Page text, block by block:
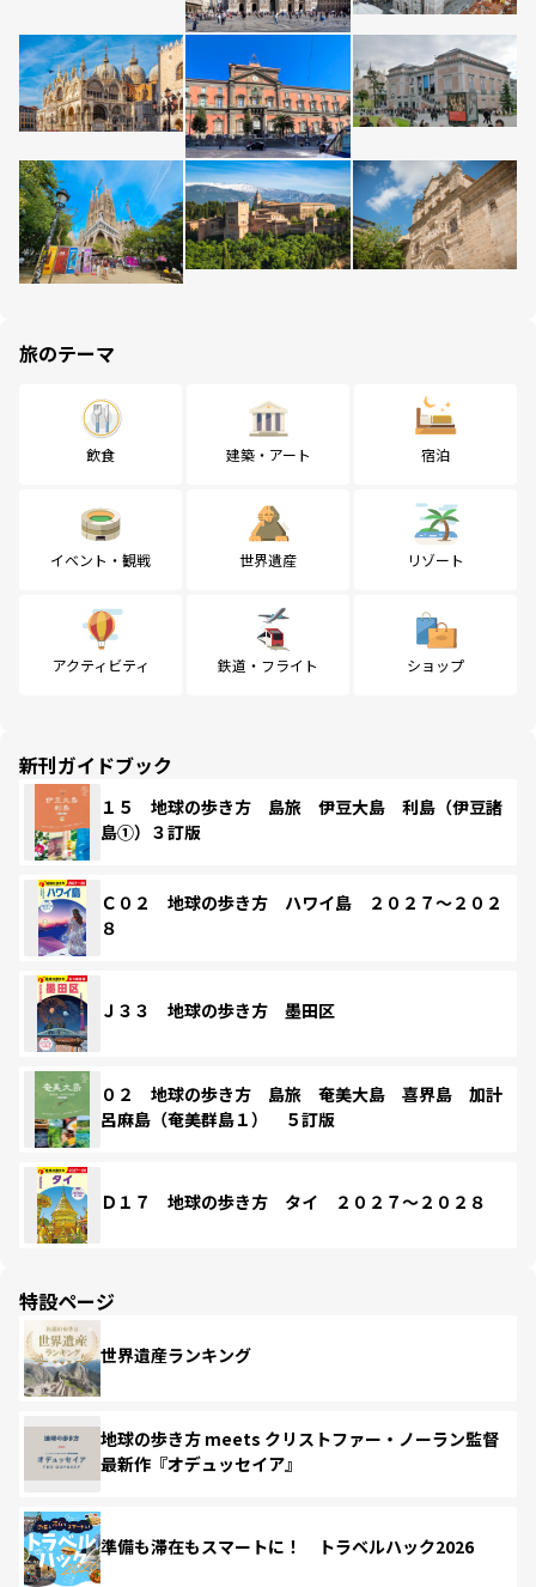
旅のテーマ
飲食 建築・アート 宿泊
イベント・観戦 世界遺産 リゾート
アクティビティ 鉄道・フライト ショップ
新刊ガイドブック
１５ 地球の歩き方 島旅 伊豆大島 利島（伊豆諸
島①）３訂版
Ｃ０２ 地球の歩き方 ハワイ島 ２０２７～２０２
８
Ｊ３３ 地球の歩き方 墨田区
０２ 地球の歩き方 島旅 奄美大島 喜界島 加計
呂麻島（奄美群島１） ５訂版
Ｄ１７ 地球の歩き方 タイ ２０２７～２０２８
特設ページ
世界遺産ランキング
地球の歩き方 meets クリストファー・ノーラン監督
最新作『オデュッセイア』
準備も滞在もスマートに！ トラベルハック2026